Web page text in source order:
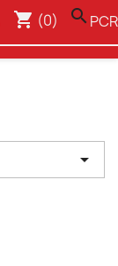
shopping_cart (0) search PCR
